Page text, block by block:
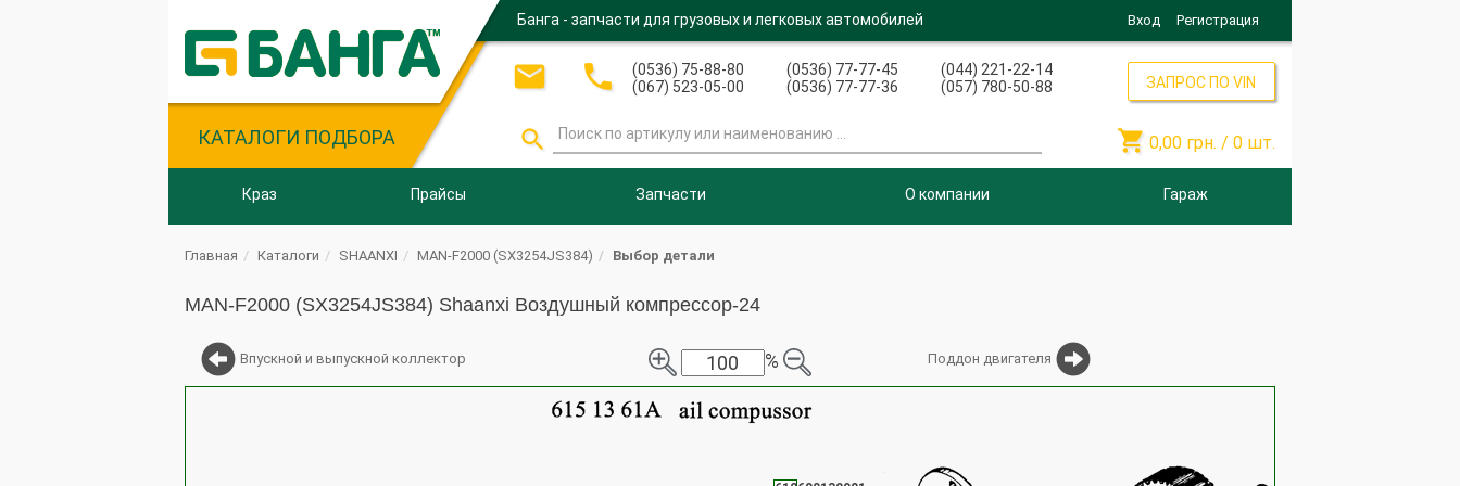
КАТАЛОГИ ПОДБОРА
Банга - запчасти для грузовых и легковых автомобилей Вход Регистрация
 
(0536) 75-88-80
(067) 523-05-00
(0536) 77-77-45
(0536) 77-77-36
(044) 221-22-14
(057) 780-50-88

ЗАПРОС ПО VIN
 0,00 грн. / 0 шт.
Краз Прайсы Запчасти О компании Гараж
Главная Каталоги SHAANXI MAN-F2000 (SX3254JS384) Выбор детали
MAN-F2000 (SX3254JS384) Shaanxi Воздушный компрессор-24
Впускной и выпускной коллектор % Поддон двигателя